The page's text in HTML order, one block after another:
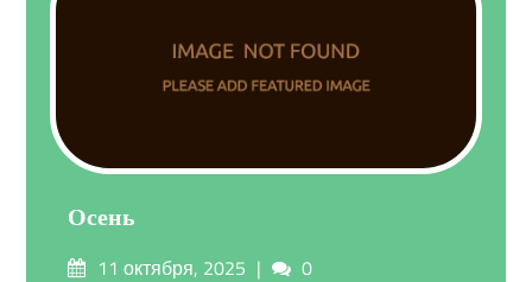
Осень
Опубликовано
11 октября, 2025 Комментарии
0